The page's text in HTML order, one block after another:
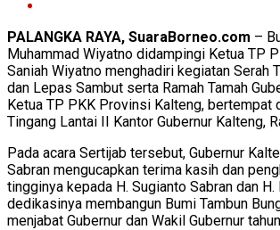
PALANGKA RAYA, SuaraBorneo.com –
Muhammad Wiyatno didampingi Ketua TP
Saniah Wiyatno menghadiri kegiatan Serah
dan Lepas Sambut serta Ramah Tamah
Ketua TP PKK Provinsi Kalteng, bertempat
Tingang Lantai II Kantor Gubernur Kalteng,
Pada acara Sertijab tersebut, Gubernur
Sabran mengucapkan terima kasih dan
tingginya kepada H. Sugianto Sabran dan
dedikasinya membangun Bumi Tambun
menjabat Gubernur dan Wakil Gubernur